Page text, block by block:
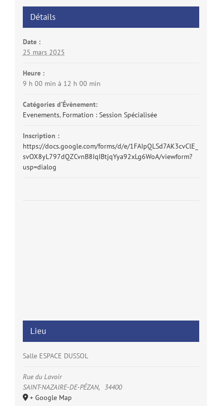
Détails
Date :
25 mars 2025
Heure :
9 h 00 min à 12 h 00 min
Catégories d’Évènement:
Evenements, Formation : Session Spécialisée
Inscription :
https://docs.google.com/forms/d/e/1FAIpQLSd7AK3cvClE_
svOX8yL797dQZCvnB8IqIBtjqYya92xLg6WoA/viewform?
usp=dialog
Lieu
Salle ESPACE DUSSOL
Rue du Lavoir
SAINT-NAZAIRE-DE-PÉZAN,
34400
+ Google Map